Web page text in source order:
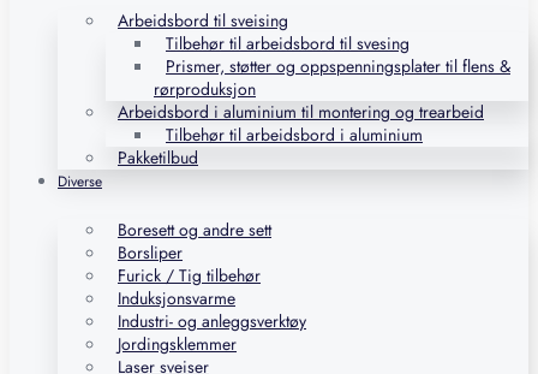
Arbeidsbord til sveising
Tilbehør til arbeidsbord til svesing
Prismer, støtter og oppspenningsplater til flens &
rørproduksjon
Arbeidsbord i aluminium til montering og trearbeid
Tilbehør til arbeidsbord i aluminium
Pakketilbud
Diverse
Boresett og andre sett
Borsliper
Furick / Tig tilbehør
Induksjonsvarme
Industri- og anleggsverktøy
Jordingsklemmer
Laser sveiser